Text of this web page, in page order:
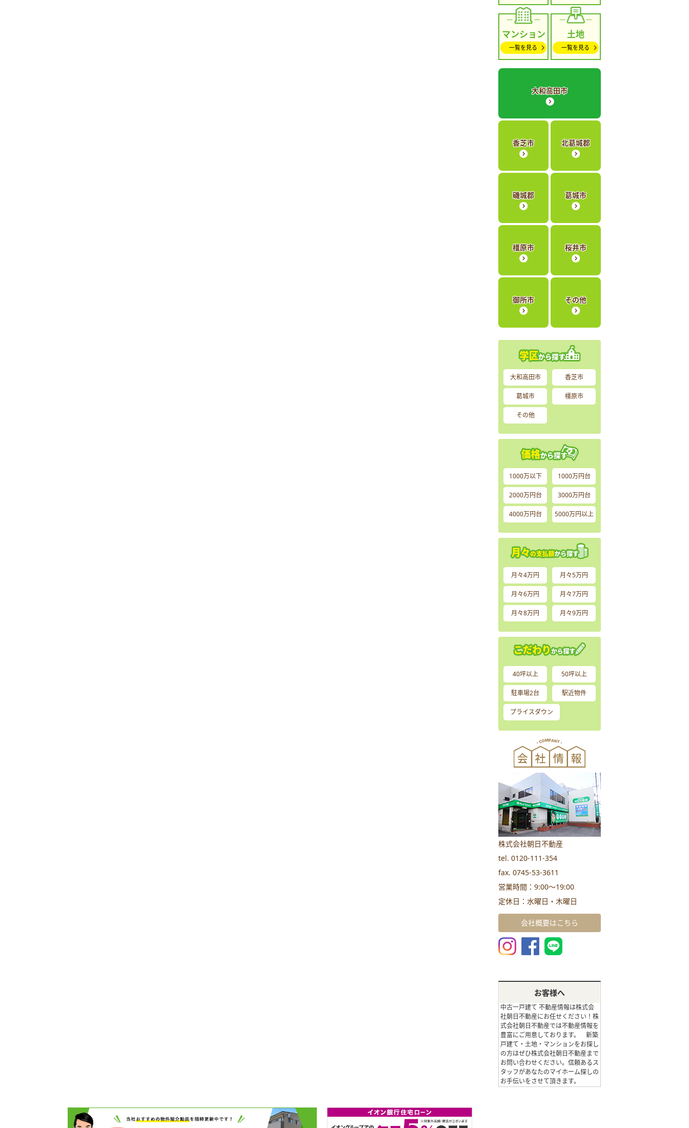
マンション
一覧を見る
土地
一覧を見る
大和高田市
香芝市 北葛城郡
磯城郡 葛城市
橿原市 桜井市
御所市 その他
大和高田市 香芝市
葛城市 橿原市
その他
1000万以下 1000万円台
2000万円台 3000万円台
4000万円台 5000万円以上
月々4万円 月々5万円
月々6万円 月々7万円
月々8万円 月々9万円
40坪以上 50坪以上
駐車場2台 駅近物件
プライスダウン
株式会社朝日不動産
tel. 0120-111-354
fax. 0745-53-3611
営業時間：9:00～19:00
定休日：水曜日・木曜日
会社概要はこちら
お客様へ
中古一戸建て 不動産情報は株式会
社朝日不動産にお任せください！株
式会社朝日不動産では不動産情報を
豊富にご用意しております。 新築
戸建て・土地・マンションをお探し
の方はぜひ株式会社朝日不動産まで
お問い合わせください。信頼あるス
タッフがあなたのマイホーム探しの
お手伝いをさせて頂きます。